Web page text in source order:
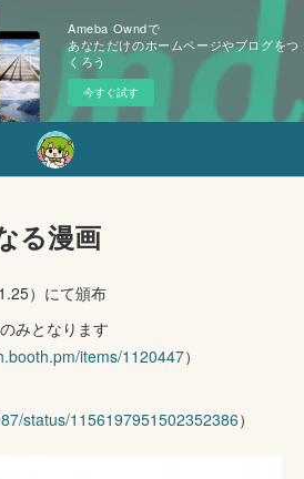
Ameba Owndで
あなただけのホームページやブログをつ
くろう
今すぐ試す
る漫画
）にて頒布
みとなります
items/1120447）
status/1156197951502352386）